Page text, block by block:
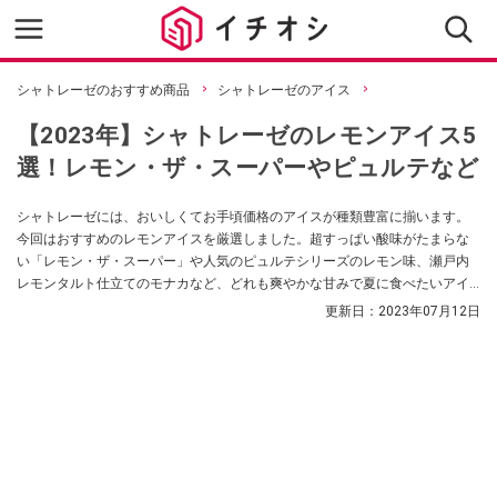
シャトレーゼのおすすめ商品 シャトレーゼのアイス
【2023年】シャトレーゼのレモンアイス5
選！レモン・ザ・スーパーやピュルテなど
シャトレーゼには、おいしくてお手頃価格のアイスが種類豊富に揃います。
今回はおすすめのレモンアイスを厳選しました。超すっぱい酸味がたまらな
い「レモン・ザ・スーパー」や人気のピュルテシリーズのレモン味、瀬戸内
レモンタルト仕立てのモナカなど、どれも爽やかな甘みで夏に食べたいアイ
スです。 レモンアイスの商品一覧もあるので、ぜひチェックしてください。
更新日： 2023年07月12日